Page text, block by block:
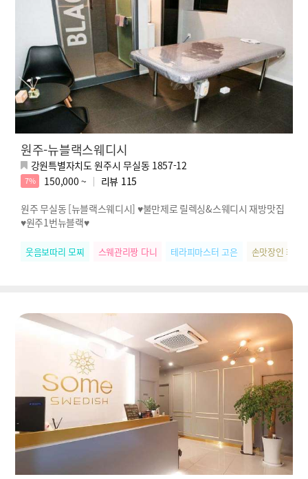
원주-뉴블랙스웨디시
강원특별자치도 원주시 무실동 1857-12
7% 150,000 ~ 리뷰 115
원주 무실동 [뉴블랙스웨디시] ♥불만제로 릴렉싱&스웨디시 재방맛집
♥원주1번뉴블랙♥
웃음보따리 모찌 스웨관리짱 다니 테라피마스터 고은 손맛장인 화영